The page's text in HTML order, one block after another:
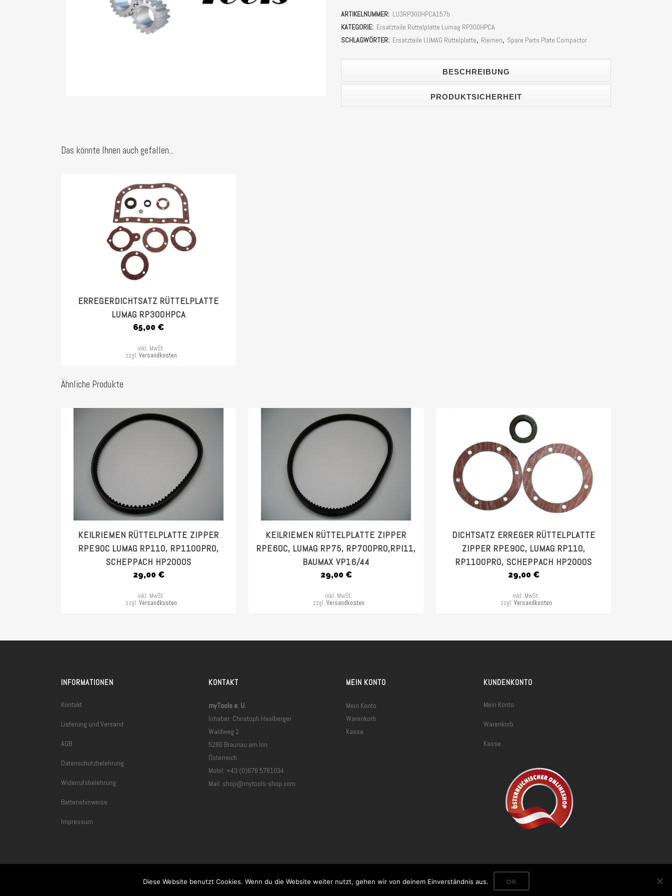
LUMAG
RP300HPCA
ARTIKELNUMMER: LU3RP300HPCA157b
KATEGORIE: Ersatzteile Rüttelplatte Lumag RP300HPCA
SCHLAGWÖRTER: Ersatzteile LUMAG Rüttelplatte, Riemen, Spare Parts Plate Compactor
BESCHREIBUNG
PRODUKTSICHERHEIT
Das könnte Ihnen auch gefallen...
ERREGERDICHTSATZ RÜTTELPLATTE
LUMAG RP300HPCA
65,00 €
inkl. MwSt.
zzgl. Versandkosten
Ähnliche Produkte
KEILRIEMEN RÜTTELPLATTE ZIPPER
RPE90C LUMAG RP110, RP1100PRO,
SCHEPPACH HP2000S
29,00 €
inkl. MwSt.
zzgl. Versandkosten
KEILRIEMEN RÜTTELPLATTE ZIPPER
RPE60C, LUMAG RP75, RP700PRO,RPI11,
BAUMAX VP16/44
29,00 €
inkl. MwSt.
zzgl. Versandkosten
DICHTSATZ ERREGER RÜTTELPLATTE
ZIPPER RPE90C, LUMAG RP110,
RP1100PRO, SCHEPPACH HP2000S
29,00 €
inkl. MwSt.
zzgl. Versandkosten
INFORMATIONEN
Kontakt
Lieferung und Versand
AGB
Datenschutzbelehrung
Widerrufsbelehrung
Batteriehinweise
Impressum
KONTAKT
myTools e. U.
Inhaber: Christoph Haslberger
Waldweg 2
5280 Braunau am Inn
Österreich
Mobil: +43 (0)676 5761034
Mail: shop@mytools-shop.com
MEIN KONTO
Mein Konto
Warenkorb
Kasse
KUNDENKONTO
Mein Konto
Warenkorb
Kasse
Vertrag widerrufen
Diese Website benutzt Cookies. Wenn du die Website weiter nutzt, gehen wir von deinem Einverständnis aus. OK